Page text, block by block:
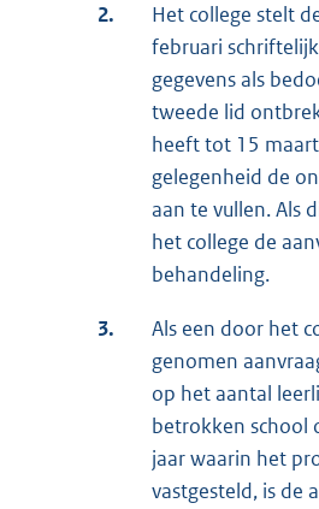
2.
Het college stelt
februari
gegevens als
tweede lid
heeft tot 15
gelegenheid de
aan te vullen. Als
het college de
behandeling.
3.
Als een door het
genomen
op het aantal
betrokken school
jaar waarin het
vastgesteld, is de